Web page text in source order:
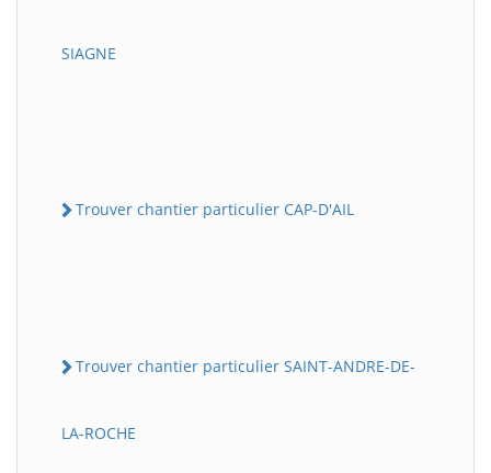
SIAGNE
Trouver chantier particulier CAP-D'AIL
Trouver chantier particulier SAINT-ANDRE-DE-
LA-ROCHE